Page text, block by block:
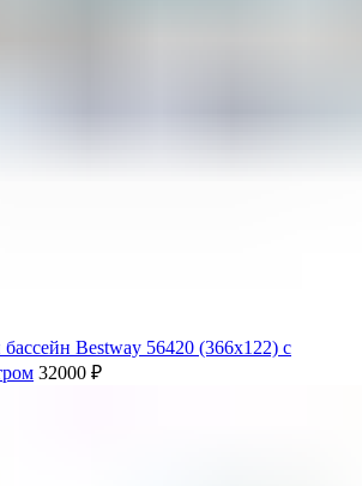
Bestway 56420 (366х122) с
32000 ₽